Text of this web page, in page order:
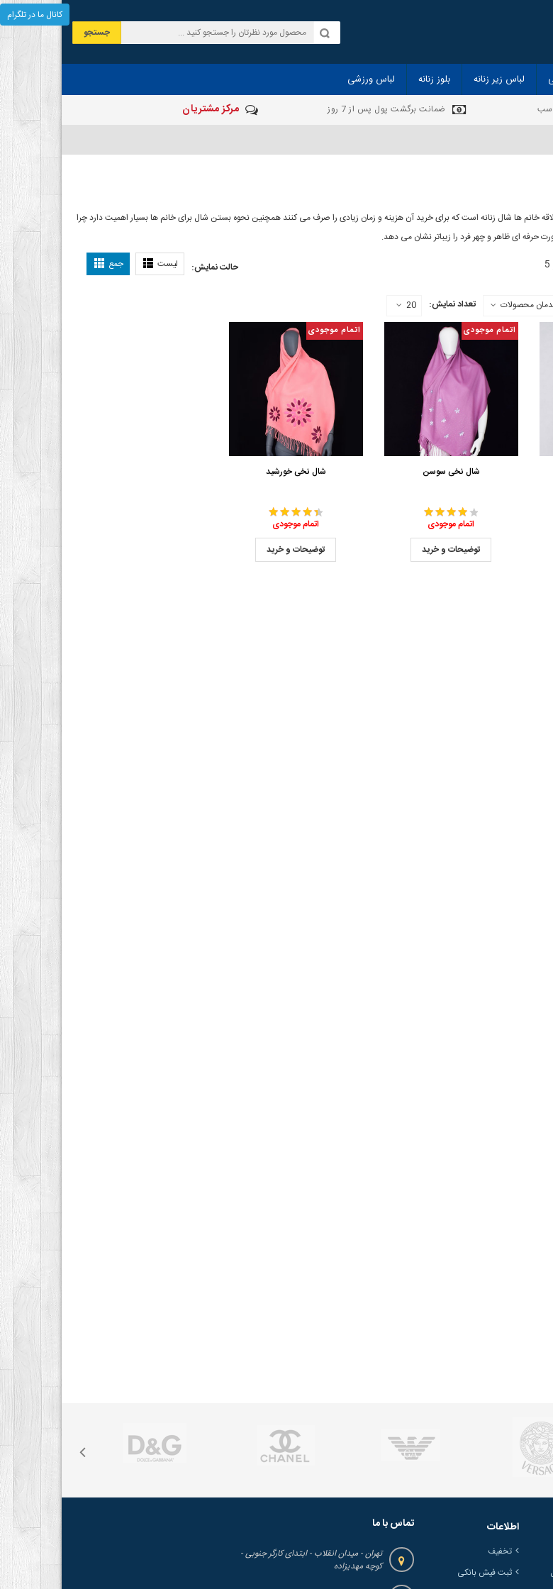
جستجو
لباس زیر زنانه بلوز زنانه لباس ورزشی
ضمانت برگشت پول پس از 7 روز مرکز مشتریان
خانم ها شال زنانه است که برای خرید آن هزینه و زمان زیادی را صرف می کنند همچنین نحوه بستن شال برای خانم ها بسیار اهمیت دارد چرا
حرفه ای ظاهر و چهر فرد را زیباتر نشان می دهد.
حالت نمایش: لیست جمع
محصولات تعداد نمایش: 20
اتمام موجودی
شال نخی سوسن
اتمام موجودی
توضیحات و خرید
اتمام موجودی
شال نخی خورشید
اتمام موجودی
توضیحات و خرید
اطلاعات
تخفیف
ثبت فیش بانکی
تماس با ما
تهران - میدان انقلاب - ابتدای کارگر جنوبی -
کوچه مهدیزاده
کانال ما در تلگرام